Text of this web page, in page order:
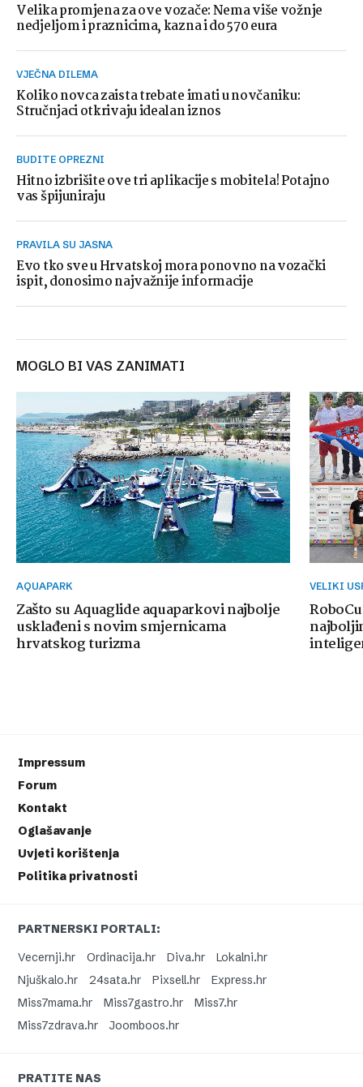
Velika promjena za ove vozače: Nema više vožnje
nedjeljom i praznicima, kazna i do 570 eura
VJEČNA DILEMA
Koliko novca zaista trebate imati u novčaniku:
Stručnjaci otkrivaju idealan iznos
BUDITE OPREZNI
Hitno izbrišite ove tri aplikacije s mobitela! Potajno
vas špijuniraju
PRAVILA SU JASNA
Evo tko sve u Hrvatskoj mora ponovno na vozački
ispit, donosimo najvažnije informacije
MOGLO BI VAS ZANIMATI
AQUAPARK
Zašto su Aquaglide aquaparkovi najbolje
usklađeni s novim smjernicama
hrvatskog turizma
VELIKI
Impressum
Forum
Kontakt
Oglašavanje
Uvjeti korištenja
Politika privatnosti
PARTNERSKI PORTALI:
Vecernji.hr
Ordinacija.hr Diva.hr
Lokalni.hr
Njuškalo.hr
24sata.hr Pixsell.hr
Express.hr
Miss7mama.hr
Miss7gastro.hr
Miss7.hr
Miss7zdrava.hr
Joomboos.hr
PRATITE NAS